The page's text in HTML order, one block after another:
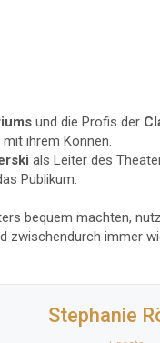
und die Profis der
ihrem Können.
als Leiter des
Publikum.
bequem machten,
zwischendurch immer
Stephanie